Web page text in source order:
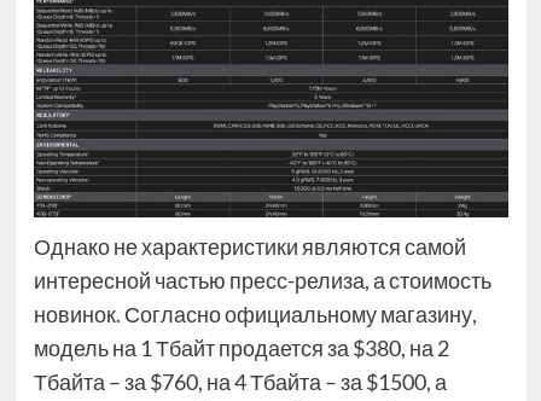
Однако не характеристики являются самой
интересной частью пресс-релиза, а стоимость
новинок. Согласно официальному магазину,
модель на 1 Тбайт продается за $380, на 2
Тбайта – за $760, на 4 Тбайта – за $1500, а